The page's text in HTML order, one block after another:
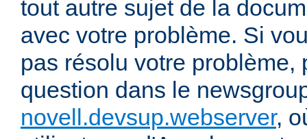
tout autre sujet de la
avec votre problème. Si
pas résolu votre problème,
question dans le
novell.devsup.webserver,